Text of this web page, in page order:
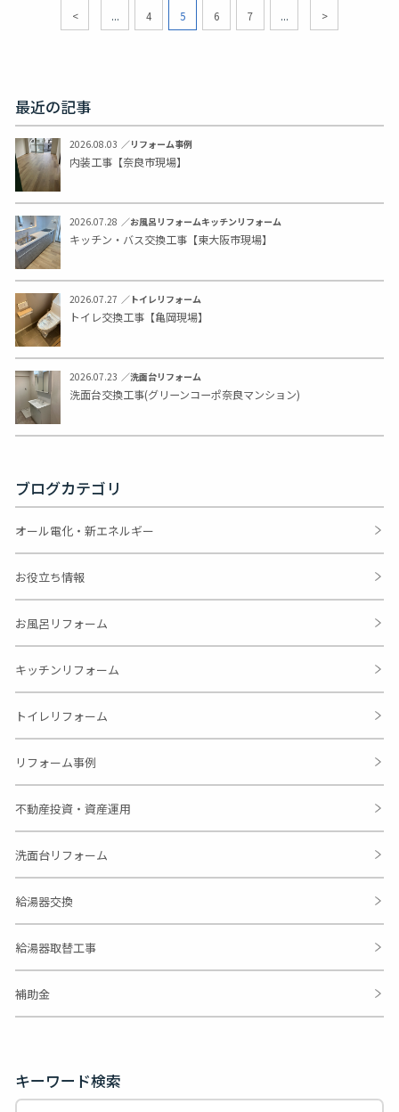
< ... 4 5 6 7 ... >
最近の記事
2026.08.03 ／リフォーム事例
内装工事【奈良市現場】
2026.07.28 ／お風呂リフォームキッチンリフォーム
キッチン・バス交換工事【東大阪市現場】
2026.07.27 ／ トイレリフォーム
トイレ交換工事【亀岡現場】
2026.07.23 ／洗面台リフォーム
洗面台交換工事(グリーンコーポ奈良マンション)
ブログカテゴリ
オール電化・新エネルギー
お役立ち情報
お風呂リフォーム
キッチンリフォーム
トイレリフォーム
リフォーム事例
不動産投資・資産運用
洗面台リフォーム
給湯器交換
給湯器取替工事
補助金
キーワード検索